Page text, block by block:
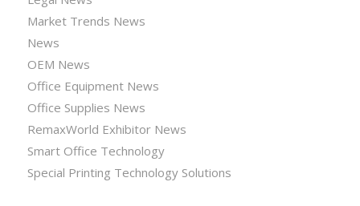
Market Trends News
News
OEM News
Office Equipment News
Office Supplies News
RemaxWorld Exhibitor News
Smart Office Technology
Special Printing Technology Solutions